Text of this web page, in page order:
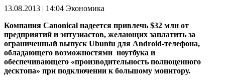
13.08.2013 | 14:04 Экономика
Компания Canonical надеется привлечь $32 млн от
предприятий и энтузиастов, желающих заплатить за
ограниченный выпуск Ubuntu для Android-телефона,
обладающего возможностями ноутбука и
обеспечивающего «производительность полноценного
десктопа» при подключении к большому монитору.